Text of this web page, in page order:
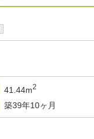
41.44m2
築39年10ヶ月